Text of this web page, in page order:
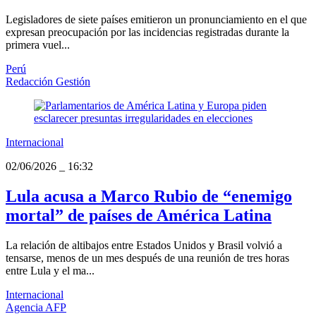
Legisladores de siete países emitieron un pronunciamiento en el que
expresan preocupación por las incidencias registradas durante la
primera vuel...
Perú
Redacción Gestión
Internacional
02/06/2026
16:32
Lula acusa a Marco Rubio de “enemigo
mortal” de países de América Latina
La relación de altibajos entre Estados Unidos y Brasil volvió a
tensarse, menos de un mes después de una reunión de tres horas
entre Lula y el ma...
Internacional
Agencia AFP